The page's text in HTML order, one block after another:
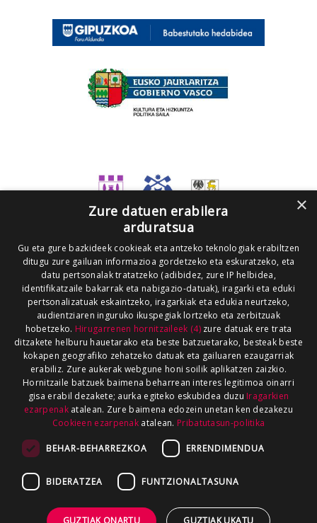
×
Zure datuen erabilera
arduratsua
Gu eta gure bazkideek cookieak eta antzeko teknologiak erabiltzen
ditugu zure gailuan informazioa gordetzeko eta eskuratzeko, eta
datu pertsonalak tratatzeko (adibidez, zure IP helbidea,
identifikatzaile bakarrak eta nabigazio-datuak), iragarki eta eduki
pertsonalizatuak eskaintzeko, iragarkiak eta edukia neurtzeko,
audientziaren inguruko ikuspegiak lortzeko eta zerbitzuak
hobetzeko. Hirugarrenen hornitzaileek (4)zure datuak ere trata
ditzakete helburu hauetarako eta beste batzuetarako, besteak beste
kokapen geografiko zehatzeko datuak eta gailuaren ezaugarriak
erabiliz. Zure aukerak webgune honi soilik aplikatzen zaizkio.
Hornitzaile batzuek baimena beharrean interes legitimoa oinarri
gisa erabil dezakete; aurka egiteko eskubidea duzu Iragarkien
ezarpenakatalean. Zure baimena edozein unetan ken dezakezu
Cookieen ezarpenak atalean. Pribatutasun-politika
BEHAR-BEHARREZKOA ERRENDIMENDUA
BIDERATZEA FUNTZIONALTASUNA
GUZTIAK ONARTU GUZTIAK UKATU